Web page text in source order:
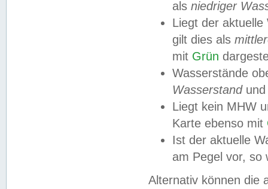
als niedriger
Liegt der
gilt dies als
mit Grün
Wasserstände
Wasserstandund
Liegt kein MHW
Karte ebenso mit
Ist der aktuelle
am Pegel vor,
Alternativ können die